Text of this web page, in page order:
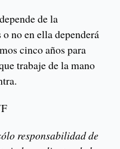
de la
no en ella dependerá
cinco años para
trabaje de la mano
responsabilidad de